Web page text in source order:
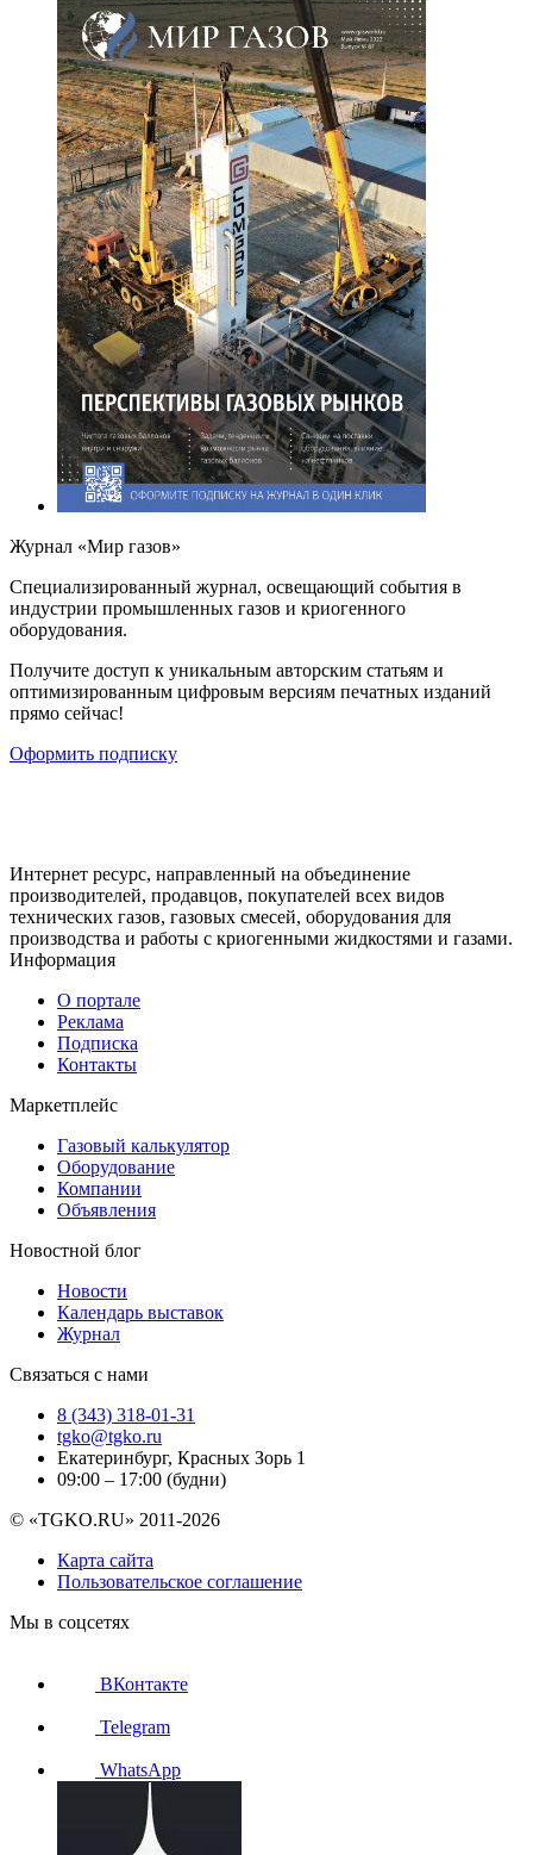
Журнал «Мир газов»
Cпециализированный журнал, освещающий события в
индустрии промышленных газов и криогенного
оборудования.
Получите доступ к уникальным авторским статьям и
оптимизированным цифровым версиям печатных изданий
прямо сейчас!
Оформить подписку
Интернет ресурс, направленный на объединение
производителей, продавцов, покупателей всех видов
технических газов, газовых смесей, оборудования для
производства и работы с криогенными жидкостями и газами.
Информация
О портале
Реклама
Подписка
Контакты
Маркетплейс
Газовый калькулятор
Оборудование
Компании
Объявления
Новостной блог
Новости
Календарь выставок
Журнал
Связаться с нами
8 (343) 318-01-31
tgko@tgko.ru
Екатеринбург, Красных Зорь 1
09:00 – 17:00 (будни)
© «TGKO.RU» 2011-2026
Карта сайта
Пользовательское соглашение
Мы в соцсетях
ВКонтакте
Telegram
WhatsApp